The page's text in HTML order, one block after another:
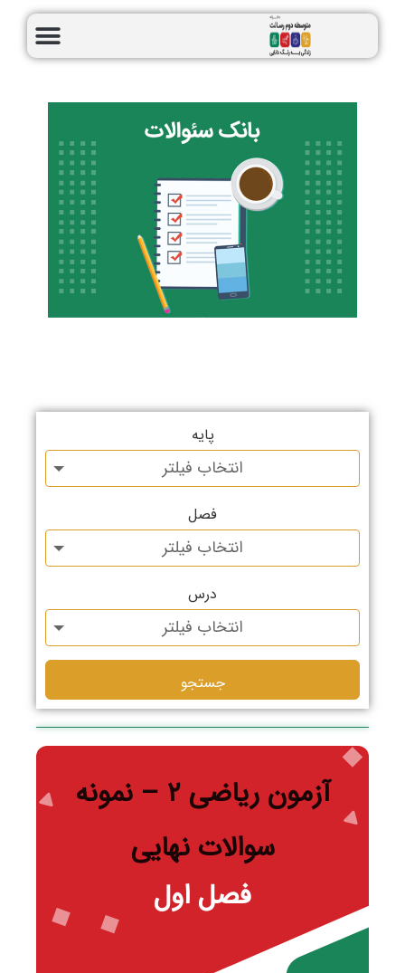
پایه
انتخاب فیلتر
فصل
انتخاب فیلتر
درس
انتخاب فیلتر
جستجو
آزمون ریاضی ۲ – نمونه
سوالات نهایی
فصل اول